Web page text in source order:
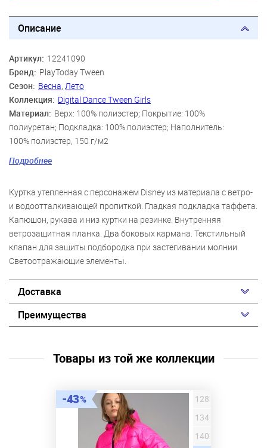
Описание
Артикул: 12241090
Бренд: PlayToday Tween
Сезон: Весна, Лето
Коллекция: Digital Dance Tween Girls
Материал: Верх: 100% полиэстер; Покрытие: 100%
полиуретан; Подкладка: 100% полиэстер; Наполнитель:
100% полиэстер, 150 г/м2
розовый
Скидка: 42%
Подробнее
Куртка утепленная с персонажем Disney из материала c ветро-
и водоотталкивающей пропиткой. Гладкая подкладка таффета.
Капюшон, рукава и низ куртки на резинке. Внутренняя
ветрозащитная планка. Два боковых кармана. Текстильный
клапан для защиты подбородка при застегивании молнии.
Светоотражающие элементы.
Доставка
Преимущества
Товары из той же коллекции
43
128
134
140